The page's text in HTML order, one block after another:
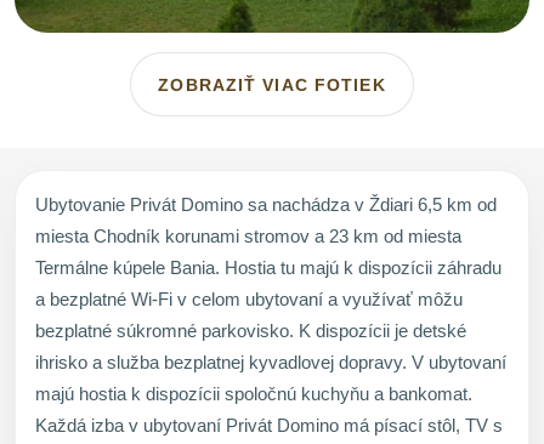
ZOBRAZIŤ VIAC FOTIEK
Ubytovanie Privát Domino sa nachádza v Ždiari 6,5 km od
miesta Chodník korunami stromov a 23 km od miesta
Termálne kúpele Bania. Hostia tu majú k dispozícii záhradu
a bezplatné Wi-Fi v celom ubytovaní a využívať môžu
bezplatné súkromné parkovisko. K dispozícii je detské
ihrisko a služba bezplatnej kyvadlovej dopravy. V ubytovaní
majú hostia k dispozícii spoločnú kuchyňu a bankomat.
Každá izba v ubytovaní Privát Domino má písací stôl, TV s